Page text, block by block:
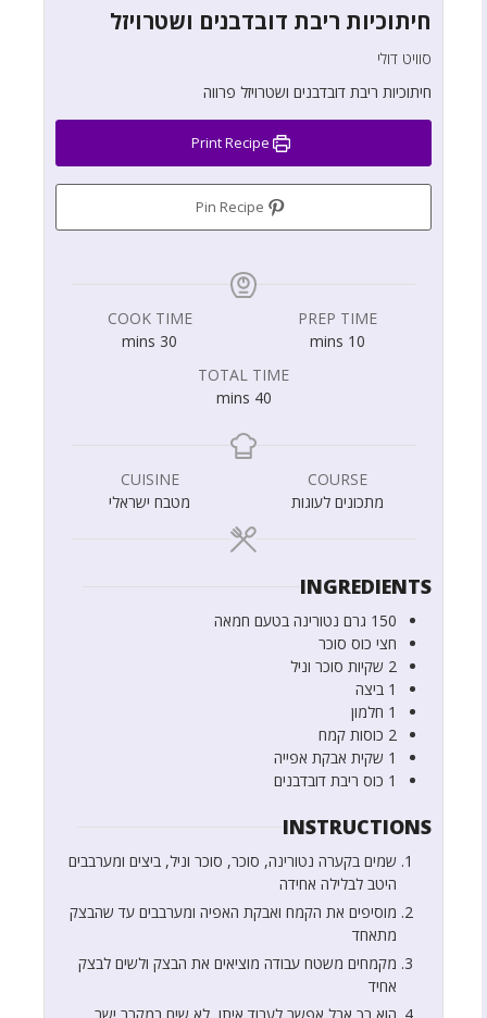
חיתוכיות ריבת דובדבנים ושטרויזל
סוויט דולי
חיתוכיות ריבת דובדבנים ושטרויזל פרווה
PREP TIME
10
mins
COOK TIME
30
mins
TOTAL TIME
40
mins
COURSE
מתכונים לעוגות
CUISINE
מטבח ישראלי
INGREDIENTS
150 גרם נטורינה בטעם חמאה
חצי כוס סוכר
2 שקיות סוכר וניל
1 ביצה
1 חלמון
2 כוסות קמח
1 שקית אבקת אפייה
1 כוס ריבת דובדבנים
INSTRUCTIONS
שמים בקערה נטורינה, סוכר, סוכר וניל, ביצים ומערבבים
היטב לבלילה אחידה
מוסיפים את הקמח ואבקת האפיה ומערבבים עד שהבצק
מתאחד
מקמחים משטח עבודה מוציאים את הבצק ולשים לבצק
אחיד